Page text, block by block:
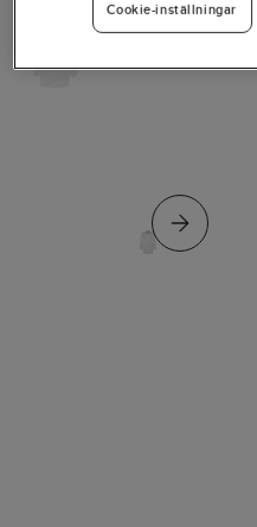
Cookie-inställningar